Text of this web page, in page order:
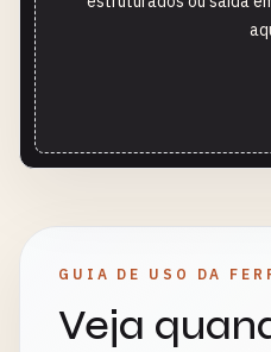
GUIA DE USO DA
Veja